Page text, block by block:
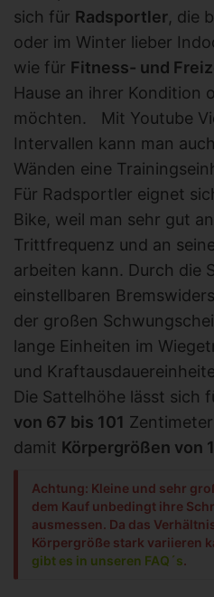
sich für Radsportler, die
oder im Winter lieber
wie für Fitness- und
Hause an ihrer Kondition
möchten. Mit Youtube
Intervallen kann man
Wänden eine
Für Radsportler eignet
Bike, weil man sehr gut
Trittfrequenz und an
arbeiten kann. Durch die
einstellbaren
der großen
lange Einheiten im
und
Die Sattelhöhe lässt sich
von 67 bis 101
damit Körpergrößen von
Achtung: Kleine und sehr
dem Kauf unbedingt ihre
ausmessen. Da das
Körpergröße stark variieren
gibt es in unseren FAQ´s.